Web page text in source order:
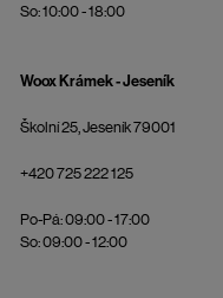
So: 10:00 - 18:00
Woox Krámek - Jeseník
Školní 25, Jeseník 79001
+420 725 222 125
Po-Pá: 09:00 - 17:00
So: 09:00 - 12:00